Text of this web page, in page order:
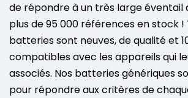
de répondre à un très large éventail
plus de 95 000 références en stock !
batteries sont neuves, de qualité et
compatibles avec les appareils qui
associés. Nos batteries génériques
pour répondre aux critères de